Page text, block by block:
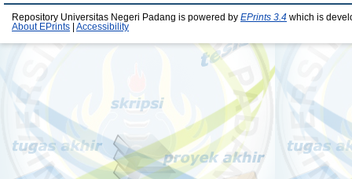
Repository Universitas Negeri Padang is powered by EPrints 3.4 which is
About EPrints
Accessibility